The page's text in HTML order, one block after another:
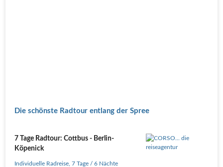
Die schönste Radtour entlang der Spree
7 Tage Radtour: Cottbus - Berlin-
Köpenick
Individuelle Radreise ,7 Tage / 6 Nächte